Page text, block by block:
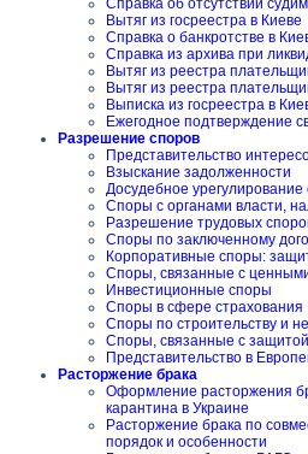
Справка об отсутствии
Вытяг из госреестра в Киеве
Справка о банкротстве в
Справка из архива при
Вытяг из реестра
Вытяг из реестра
Выписка из госреестра в
Ежегодное подтверждение
Разрешение споров
Представительство
Взыскание задолженности
Досудебное урегулирование
Споры с органами власти,
Разрешение трудовых
Споры по заключенному
Корпоративные споры:
Споры, связанные с
Инвестиционные споры
Споры в сфере страхования
Споры по строительству и
Споры, связанные с
Представительство в
Расторжение брака
Оформление расторжения
карантина в Украине
Расторжение брака по
порядок и особенности